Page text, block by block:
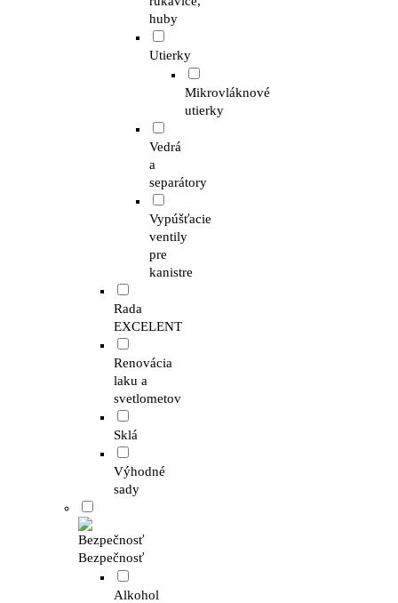
huby
Utierky
Mikrovláknové
utierky
Vedrá
a
separátory
Vypúšťacie
ventily
pre
kanistre
Rada
EXCELENT
Renovácia
laku a
svetlometov
Sklá
Výhodné
sady
Bezpečnosť
Alkohol